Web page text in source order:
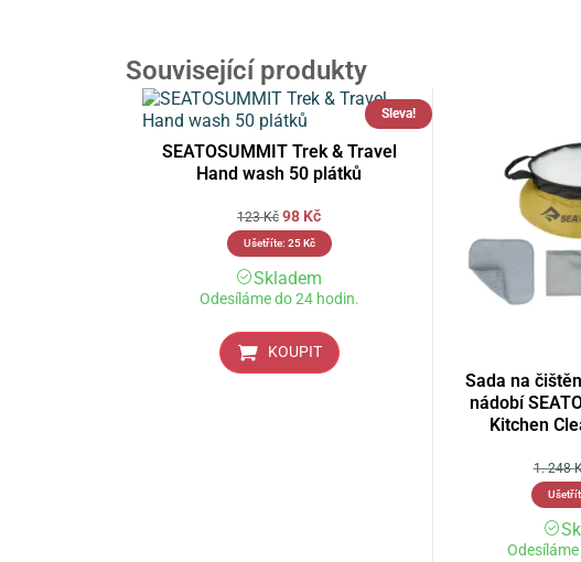
Související produkty
Sleva!
SEATOSUMMIT Trek & Travel
Hand wash 50 plátků
123Kč 98 Kč
Ušetříte: 25Kč
Skladem
Odesíláme do 24 hodin.
KOUPIT
Sada na
nádobí
Kitchen
1. 248